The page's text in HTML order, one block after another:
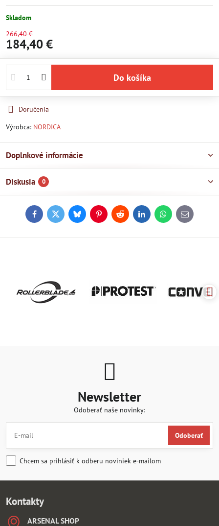
Skladom
266,40 €
184,40 €
Do košíka
Doručenia
Výrobca: NORDICA
Doplnkové informácie
Diskusia 0
FacebookTwitterBlueskyPinterestReddit LinkedInWhatsApp
E-
mail
Newsletter
Odoberať naše novinky:
Odoberať
Chcem sa prihlásiť k odberu noviniek e-mailom
Kontakty
ARSENAL SHOP